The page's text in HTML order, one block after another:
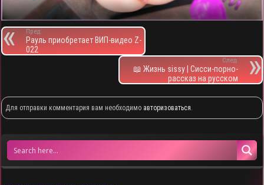
Пред.
Рауль приобретает ВИП-видео Z-
022
След.
📖 Жизнь sissy | Сисси-порно-
рассказ на русском
Для отправки комментария вам необходимо авторизоваться.